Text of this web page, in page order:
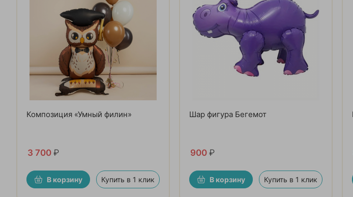
Композиция «Умный филин»
3 700 ₽
В корзину Купить в 1 клик
Шар фигура Бегемот
900 ₽
В корзину Купить в 1 клик